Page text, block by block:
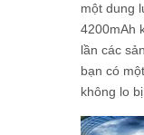
một dung
4200mAh
lần các
bạn có
không lo